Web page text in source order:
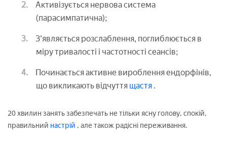
Активізується нервова система
(парасимпатична);
З'являється розслаблення, поглиблюється в
міру тривалості і частотності сеансів;
Починається активне вироблення ендорфінів,
що викликають відчуття щастя .
20 хвилин занять забезпечать не тільки ясну голову, спокій,
правильний настрій , але також радісні переживання.